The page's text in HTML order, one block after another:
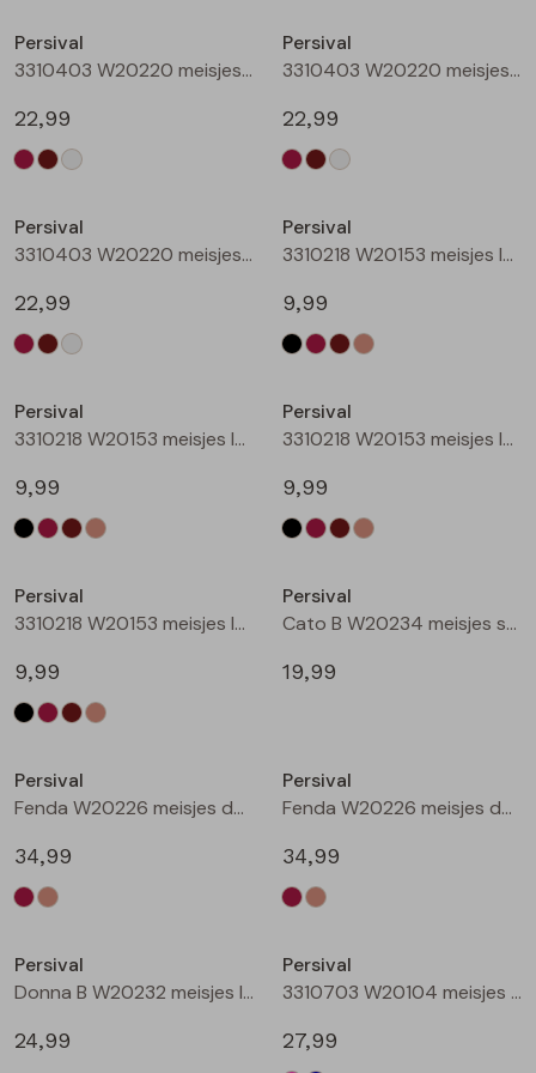
Bermuda's
Persival
3310403 W20220 meisjes sweatshirt Wijnrood
22,99
Persival
3310403 W20220 meisjes sweatshirt Bruin donker
22,99
Persival
3310403 W20220 meisjes sweatshirt Cream
22,99
Persival
3310218 W20153 meisjes legging Zwart
9,99
Persival
3310218 W20153 meisjes legging Wijnrood
9,99
Persival
3310218 W20153 meisjes legging Bruin donker
9,99
Persival
3310218 W20153 meisjes legging Taupe
9,99
Persival
Cato B W20234 meisjes sweatshirt Wijnrood
19,99
Persival
Fenda W20226 meisjes denim jack Wijnrood
34,99
Persival
Fenda W20226 meisjes denim jack Zand
34,99
Persival
Donna B W20232 meisjes lange broek Wijnrood
24,99
Persival
3310703 W20104 meisjes Jurk Cerise
27,99